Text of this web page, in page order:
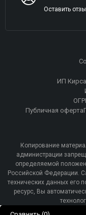
Оставить
ИП
Публичная оферта
Копирование
администрации
определяемой
Российской Федерации.
технических данных его
ресурс, Вы